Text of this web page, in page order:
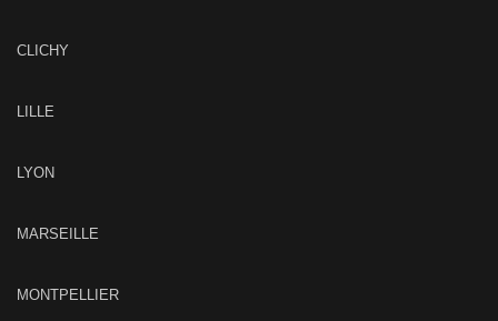
CLICHY
LILLE
LYON
MARSEILLE
MONTPELLIER